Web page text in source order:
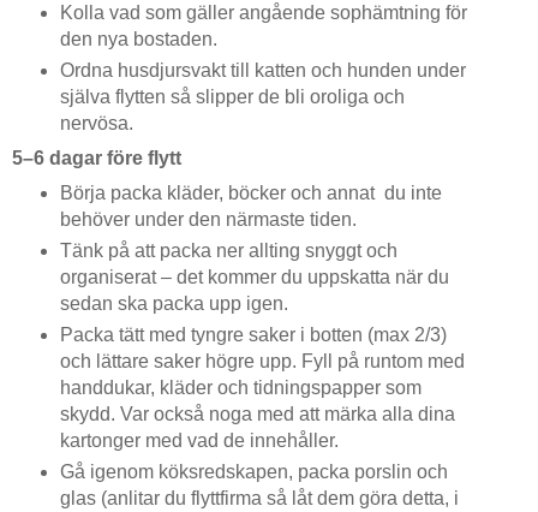
Kolla vad som gäller angående sophämtning för
den nya bostaden.
Ordna husdjursvakt till katten och hunden under
själva flytten så slipper de bli oroliga och
nervösa.
5–6 dagar före flytt
Börja packa kläder, böcker och annat du inte
behöver under den närmaste tiden.
Tänk på att packa ner allting snyggt och
organiserat – det kommer du uppskatta när du
sedan ska packa upp igen.
Packa tätt med tyngre saker i botten (max 2/3)
och lättare saker högre upp. Fyll på runtom med
handdukar, kläder och tidningspapper som
skydd. Var också noga med att märka alla dina
kartonger med vad de innehåller.
Gå igenom köksredskapen, packa porslin och
glas (anlitar du flyttfirma så låt dem göra detta, i